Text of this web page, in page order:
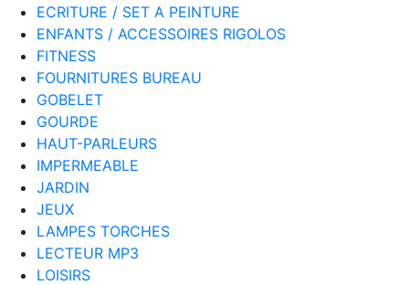
ECRITURE / SET A PEINTURE
ENFANTS / ACCESSOIRES RIGOLOS
FITNESS
FOURNITURES BUREAU
GOBELET
GOURDE
HAUT-PARLEURS
IMPERMEABLE
JARDIN
JEUX
LAMPES TORCHES
LECTEUR MP3
LOISIRS